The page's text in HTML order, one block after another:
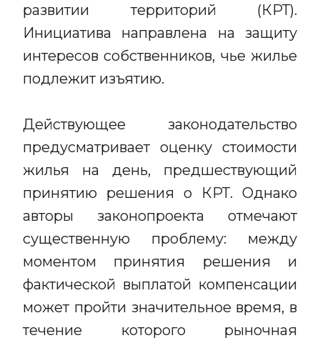
развитии территорий (КРТ).
Инициатива направлена на защиту
интересов собственников, чье жилье
подлежит изъятию.
Действующее законодательство
предусматривает оценку стоимости
жилья на день, предшествующий
принятию решения о КРТ. Однако
авторы законопроекта отмечают
существенную проблему: между
моментом принятия решения и
фактической выплатой компенсации
может пройти значительное время, в
течение которого рыночная